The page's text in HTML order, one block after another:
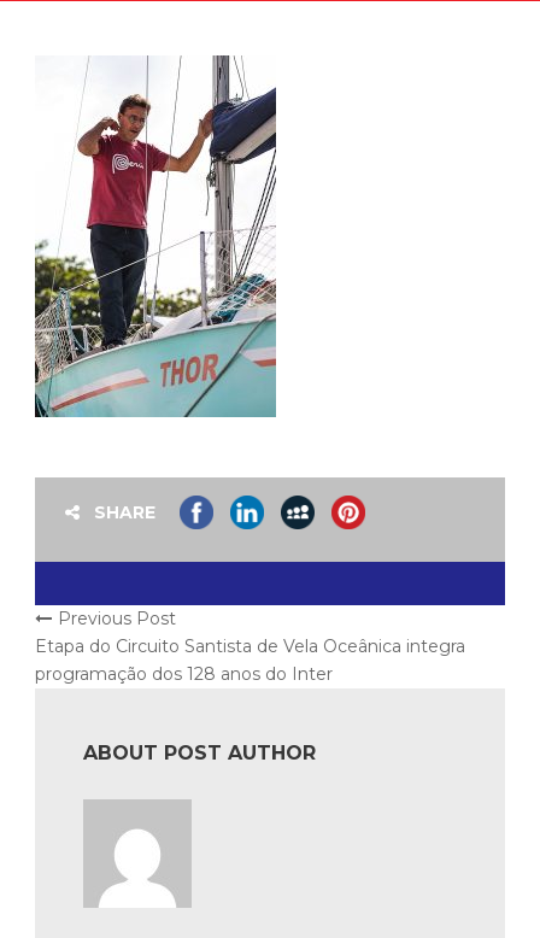
SHARE
Previous Post
Etapa do Circuito Santista de Vela Oceânica integra
programação dos 128 anos do Inter
ABOUT POST AUTHOR